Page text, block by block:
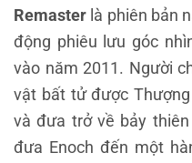
Remaster là phiên bản
động phiêu lưu góc
vào năm 2011. Người
vật bất tử được
và đưa trở về bảy
đưa Enoch đến một